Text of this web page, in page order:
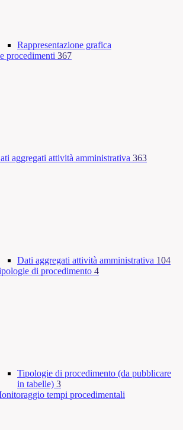
Rappresentazione grafica
procedimenti 367
aggregati attività amministrativa 363
Dati aggregati attività amministrativa 104
di procedimento 4
Tipologie di procedimento (da pubblicare
in tabelle) 3
tempi procedimentali